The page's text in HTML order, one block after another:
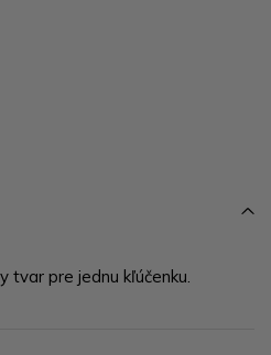
tvar pre jednu kľúčenku.